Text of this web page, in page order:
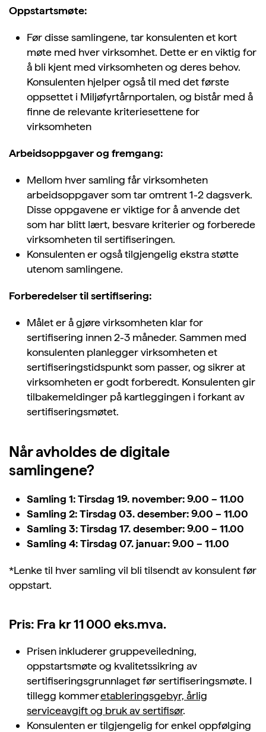
Oppstartsmøte:
Før disse samlingene, tar konsulenten et kort
møte med hver virksomhet. Dette er en viktig for
å bli kjent med virksomheten og deres behov.
Konsulenten hjelper også til med det første
oppsettet i Miljøfyrtårnportalen, og bistår med å
finne de relevante kriteriesettene for
virksomheten
Arbeidsoppgaver og fremgang:
Mellom hver samling får virksomheten
arbeidsoppgaver som tar omtrent 1-2 dagsverk.
Disse oppgavene er viktige for å anvende det
som har blitt lært, besvare kriterier og forberede
virksomheten til sertifiseringen.
Konsulenten er også tilgjengelig ekstra støtte
utenom samlingene.
Forberedelser til sertifisering:
Målet er å gjøre virksomheten klar for
sertifisering innen 2-3 måneder. Sammen med
konsulenten planlegger virksomheten et
sertifiseringstidspunkt som passer, og sikrer at
virksomheten er godt forberedt. Konsulenten gir
tilbakemeldinger på kartleggingen i forkant av
sertifiseringsmøtet.
Når avholdes de digitale
samlingene?
Samling 1: Tirsdag 19. november: 9.00 – 11.00
Samling 2: Tirsdag 03. desember: 9.00 – 11.00
Samling 3: Tirsdag 17. desember: 9.00 – 11.00
Samling 4: Tirsdag 07. januar: 9.00 – 11.00
*Lenke til hver samling vil bli tilsendt av konsulent før
oppstart.
Pris: Fra kr 11 000 eks.mva.
Prisen inkluderer gruppeveiledning,
oppstartsmøte og kvalitetssikring av
sertifiseringsgrunnlaget før sertifiseringsmøte. I
tillegg kommeretableringsgebyr, årlig
serviceavgift og bruk av sertifisør.
Konsulenten er tilgjengelig for enkel oppfølging